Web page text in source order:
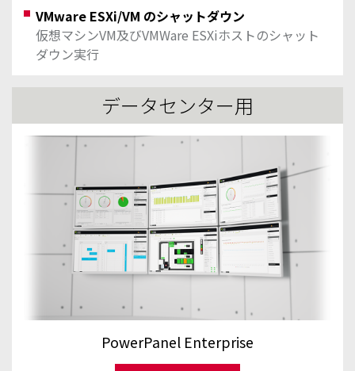
VMware ESXi/VM のシャットダウン
仮想マシンVM及びVMWare ESXiホストのシャット
ダウン実行
データセンター用
PowerPanel Enterprise